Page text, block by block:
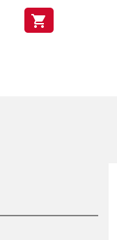
shopping_cart